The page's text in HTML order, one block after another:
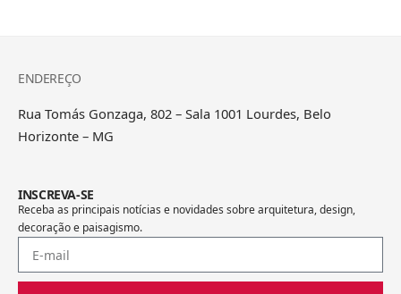
ENDEREÇO
Rua Tomás Gonzaga, 802 – Sala 1001 Lourdes, Belo
Horizonte – MG
INSCREVA-SE
Receba as principais notícias e novidades sobre arquitetura, design,
decoração e paisagismo.